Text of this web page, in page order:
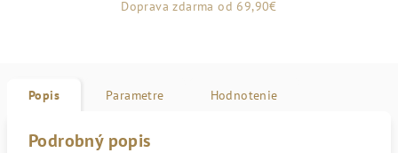
Doprava zdarma od 69,90€
Popis Parametre Hodnotenie
Podrobný popis